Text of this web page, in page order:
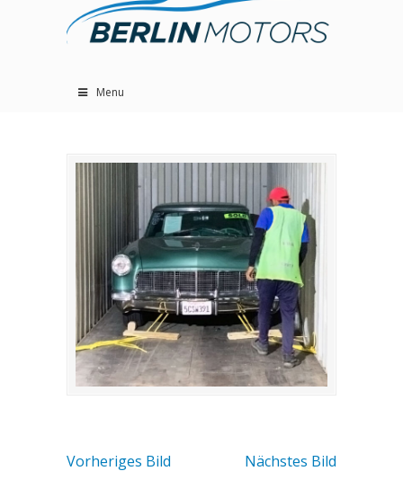
Menu
Vorheriges Bild Nächstes Bild